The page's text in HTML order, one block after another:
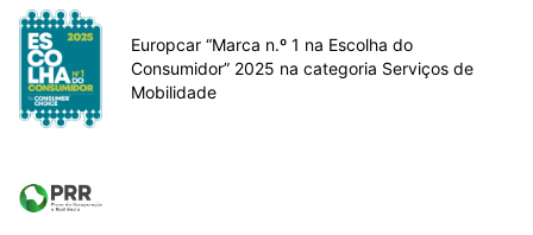
Europcar “Marca n.º 1 na Escolha do
Consumidor” 2025 na categoria Serviços de
Mobilidade